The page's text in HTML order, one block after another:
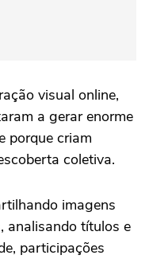
visual online,
a gerar enorme
porque criam
coletiva.
imagens
analisando títulos e
participações